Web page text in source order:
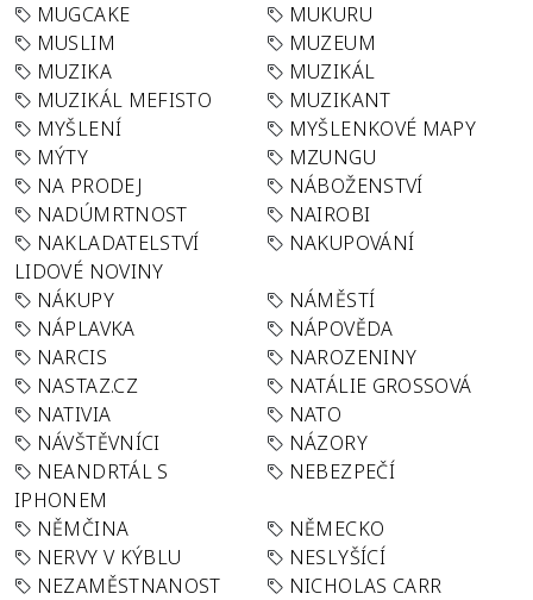
MUGCAKE
MUKURU
MUSLIM
MUZEUM
MUZIKA
MUZIKÁL
MUZIKÁL MEFISTO
MUZIKANT
MYŠLENÍ
MYŠLENKOVÉ MAPY
MÝTY
MZUNGU
NA PRODEJ
NÁBOŽENSTVÍ
NADÚMRTNOST
NAIROBI
NAKLADATELSTVÍ
LIDOVÉ NOVINY
NAKUPOVÁNÍ
NÁKUPY
NÁMĚSTÍ
NÁPLAVKA
NÁPOVĚDA
NARCIS
NAROZENINY
NASTAZ.CZ
NATÁLIE GROSSOVÁ
NATIVIA
NATO
NÁVŠTĚVNÍCI
NÁZORY
NEANDRTÁL S
IPHONEM
NEBEZPEČÍ
NĚMČINA
NĚMECKO
NERVY V KÝBLU
NESLYŠÍCÍ
NEZAMĚSTNANOST
NICHOLAS CARR